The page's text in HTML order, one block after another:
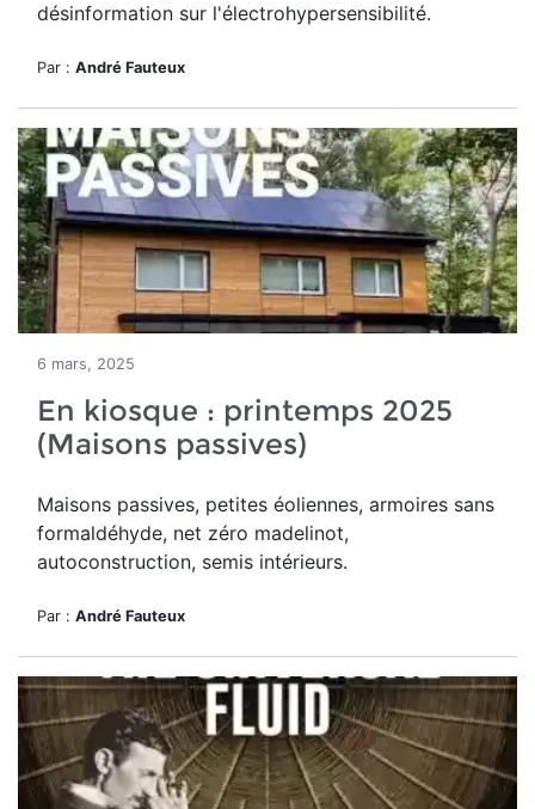
désinformation sur l'électrohypersensibilité.
Par : André Fauteux
6 mars, 2025
En kiosque : printemps 2025
(Maisons passives)
Maisons passives, petites éoliennes, armoires sans
formaldéhyde, net zéro madelinot,
autoconstruction, semis intérieurs.
Par : André Fauteux